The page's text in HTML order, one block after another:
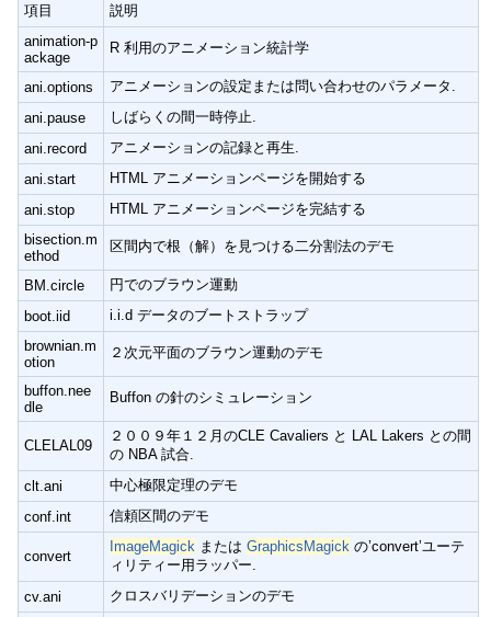
項目
説明
animation-p
ackage
R 利用のアニメーション統計学
ani.options
アニメーションの設定または問い合わせのパラメータ.
ani.pause
しばらくの間一時停止.
ani.record
アニメーションの記録と再生.
ani.start
HTML アニメーションページを開始する
ani.stop
HTML アニメーションページを完結する
bisection.m
ethod
区間内で根（解）を見つける二分割法のデモ
BM.circle
円でのブラウン運動
boot.iid
i.i.d データのブートストラップ
brownian.m
otion
２次元平面のブラウン運動のデモ
buffon.nee
dle
Buffon の針のシミュレーション
CLELAL09
２００９年１２月のCLE Cavaliers と LAL Lakers との間
の NBA 試合.
clt.ani
中心極限定理のデモ
conf.int
信頼区間のデモ
convert
ImageMagick またはGraphicsMagick の’convert’ユーテ
ィリティー用ラッパー.
cv.ani
クロスバリデーションのデモ